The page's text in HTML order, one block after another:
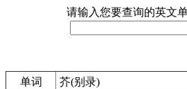
请输入您要查询的英文
单词
芥(别录)